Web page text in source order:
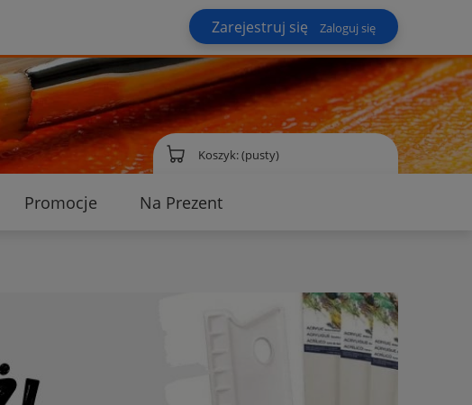
Zarejestruj się Zaloguj się
Koszyk:(pusty)
Promocje
Na Prezent